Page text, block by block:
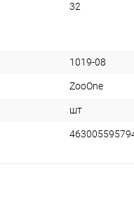
32
1019-08
ZooOne
шт